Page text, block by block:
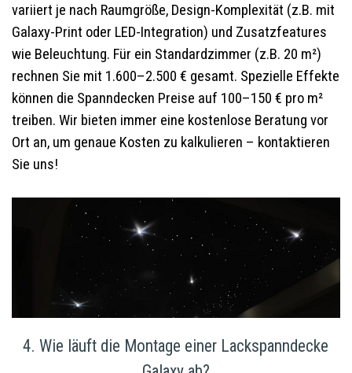
variiert je nach Raumgröße, Design-Komplexität (z.B. mit
Galaxy-Print oder LED-Integration) und Zusatzfeatures
wie Beleuchtung. Für ein Standardzimmer (z.B. 20 m²)
rechnen Sie mit 1.600–2.500 € gesamt. Spezielle Effekte
können die Spanndecken Preise auf 100–150 € pro m²
treiben. Wir bieten immer eine kostenlose Beratung vor
Ort an, um genaue Kosten zu kalkulieren – kontaktieren
Sie uns!
4. Wie läuft die Montage einer Lackspanndecke